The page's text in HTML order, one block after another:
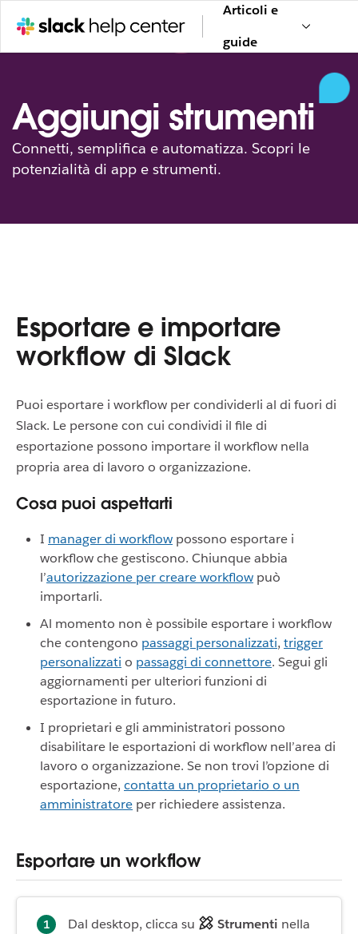
Articoli e
guide
Aggiungi strumenti
Connetti, semplifica e automatizza. Scopri le
potenzialità di app e strumenti.
Esportare e importare
workflow di Slack
Puoi esportare i workflow per condividerli al di fuori di
Slack. Le persone con cui condividi il file di
esportazione possono importare il workflow nella
propria area di lavoro o organizzazione.
Cosa puoi aspettarti
I manager di workflow possono esportare i
workflow che gestiscono. Chiunque abbia
l’autorizzazione per creare workflow può
importarli.
Al momento non è possibile esportare i workflow
che contengono passaggi personalizzati, trigger
personalizzati o passaggi di connettore. Segui gli
aggiornamenti per ulteriori funzioni di
esportazione in futuro.
I proprietari e gli amministratori possono
disabilitare le esportazioni di workflow nell’area di
lavoro o organizzazione. Se non trovi l’opzione di
esportazione, contatta un proprietario o un
amministratore per richiedere assistenza.
Esportare un workflow
Dal desktop, clicca su Strumenti nella